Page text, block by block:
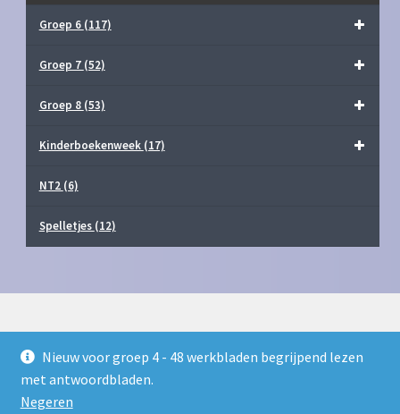
Nieuw voor groep 4 - 48 werkbladen begrijpend lezen
met antwoordbladen.
Negeren
Groep 6 (117)
Groep 7 (52)
Groep 8 (53)
Kinderboekenweek (17)
NT2 (6)
Spelletjes (12)
© Juf Milou Webshop 2026
Privacy Policy
Gebouwd met WooCommerce